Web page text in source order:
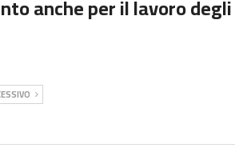
anche per il lavoro degli